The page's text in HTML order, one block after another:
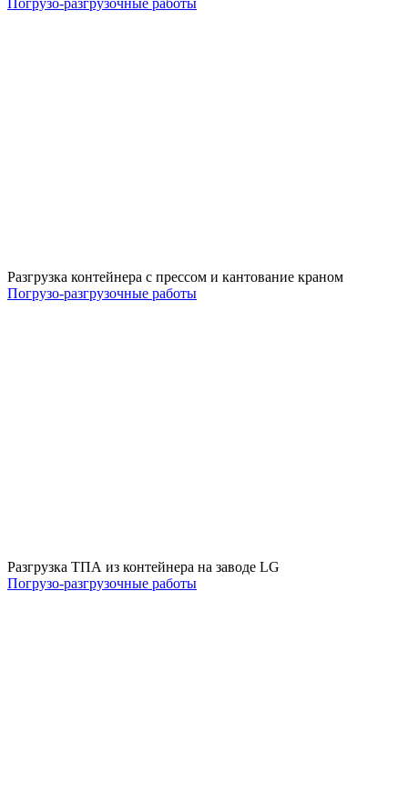
Погрузо-разгрузочные работы
Разгрузка контейнера с прессом и кантование краном
Погрузо-разгрузочные работы
Разгрузка ТПА из контейнера на заводе LG
Погрузо-разгрузочные работы